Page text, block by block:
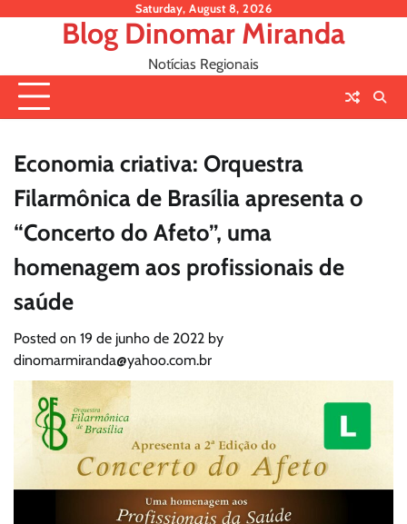
Saturday, August 8, 2026
Blog Dinomar Miranda
Notícias Regionais
Economia criativa: Orquestra
Filarmônica de Brasília apresenta o
“Concerto do Afeto”, uma
homenagem aos profissionais de
saúde
Posted on 19 de junho de 2022 by
dinomarmiranda@yahoo.com.br